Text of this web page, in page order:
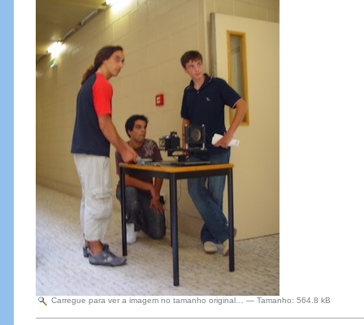
Carregue para ver a imagem no tamanho original… — Tamanho: 564.8 kB